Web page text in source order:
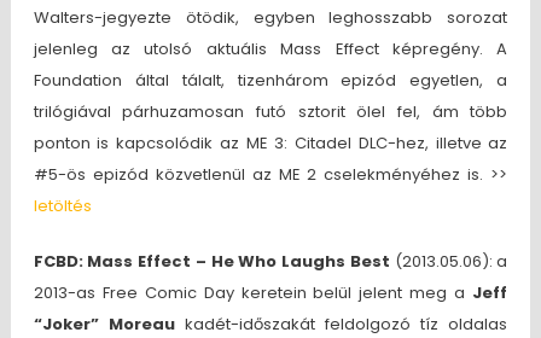
Walters-jegyezte ötödik, egyben leghosszabb sorozat
jelenleg az utolsó aktuális Mass Effect képregény. A
Foundation által tálalt, tizenhárom epizód egyetlen, a
trilógiával párhuzamosan futó sztorit ölel fel, ám több
ponton is kapcsolódik az ME 3: Citadel DLC-hez, illetve az
#5-ös epizód közvetlenül az ME 2 cselekményéhez is. >>
letöltés
FCBD: Mass Effect – He Who Laughs Best (2013.05.06): a
2013-as Free Comic Day keretein belül jelent meg a Jeff
“Joker” Moreaukadét-időszakát feldolgozó tíz oldalas